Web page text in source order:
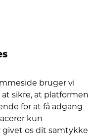
bruger vi
sikre, at platformen
for at få adgang
kun
os dit samtykke